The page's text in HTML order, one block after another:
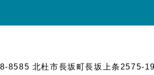
8585 北杜市長坂町長坂上条2575-19